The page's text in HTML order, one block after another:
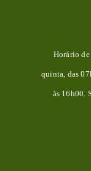
Horário
quinta, das
às 16h00.